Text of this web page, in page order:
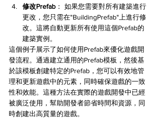
修改Prefab ： 如果您需要對所有建築進行
更改，您只需在"BuildingPrefab"上進行修
改。這將自動更新所有使用這個Prefab的
建築實例。
這個例子展示了如何使用Prefab來優化遊戲開
發流程。通過建立通用的Prefab模板，然後基
於該模板創建特定的Prefab，您可以有效地管
理和更新遊戲中的元素，同時確保遊戲的一致
性和效能。這種方法在實際的遊戲開發中已經
被廣泛使用，幫助開發者節省時間和資源，同
時創建出高質量的遊戲。